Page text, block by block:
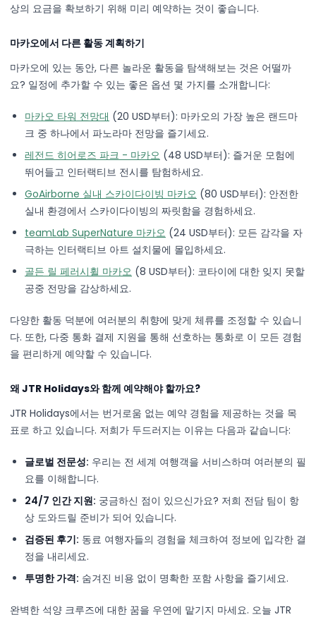
상의 요금을 확보하기 위해 미리 예약하는 것이 좋습니다.
마카오에서 다른 활동 계획하기
마카오에 있는 동안, 다른 놀라운 활동을 탐색해보는 것은 어떨까
요? 일정에 추가할 수 있는 좋은 옵션 몇 가지를 소개합니다:
마카오 타워 전망대 (20 USD부터): 마카오의 가장 높은 랜드마
크 중 하나에서 파노라마 전망을 즐기세요.
레전드 히어로즈 파크 - 마카오 (48 USD부터): 즐거운 모험에
뛰어들고 인터랙티브 전시를 탐험하세요.
GoAirborne 실내 스카이다이빙 마카오 (80 USD부터): 안전한
실내 환경에서 스카이다이빙의 짜릿함을 경험하세요.
teamLab SuperNature 마카오 (24 USD부터): 모든 감각을 자
극하는 인터랙티브 아트 설치물에 몰입하세요.
골든 릴 페러시휠 마카오 (8 USD부터): 코타이에 대한 잊지 못할
공중 전망을 감상하세요.
다양한 활동 덕분에 여러분의 취향에 맞게 체류를 조정할 수 있습니
다. 또한, 다중 통화 결제 지원을 통해 선호하는 통화로 이 모든 경험
을 편리하게 예약할 수 있습니다.
왜 JTR Holidays와 함께 예약해야 할까요?
JTR Holidays에서는 번거로움 없는 예약 경험을 제공하는 것을 목
표로 하고 있습니다. 저희가 두드러지는 이유는 다음과 같습니다:
글로벌 전문성: 우리는 전 세계 여행객을 서비스하며 여러분의 필
요를 이해합니다.
24/7 인간 지원: 궁금하신 점이 있으신가요? 저희 전담 팀이 항
상 도와드릴 준비가 되어 있습니다.
검증된 후기: 동료 여행자들의 경험을 체크하여 정보에 입각한 결
정을 내리세요.
투명한 가격: 숨겨진 비용 없이 명확한 포함 사항을 즐기세요.
완벽한 석양 크루즈에 대한 꿈을 우연에 맡기지 마세요. 오늘 JTR